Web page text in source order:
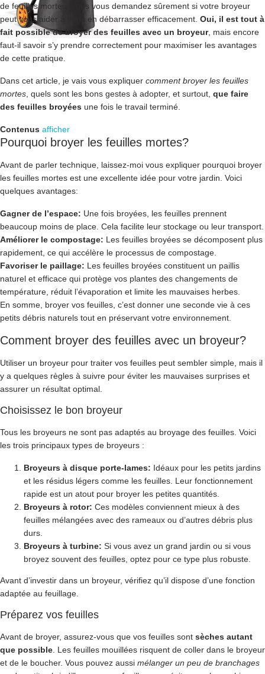
de feuilles mortes. Vous vous demandez sûrement si votre broyeur
peut vous aider à vous en débarrasser efficacement. Oui, il est tout à
fait possible de broyer des feuilles avec un broyeur, mais encore
faut-il savoir s’y prendre correctement pour maximiser les avantages
de cette pratique.
Dans cet article, je vais vous expliquer comment broyer les feuilles
mortes , quels sont les bons gestes à adopter, et surtout, que faire
des feuilles broyées une fois le travail terminé.
Contenus afficher
Pourquoi broyer les feuilles mortes?
Avant de parler technique, laissez-moi vous expliquer pourquoi broyer
les feuilles mortes est une excellente idée pour votre jardin. Voici
quelques avantages:
Gagner de l’espace: Une fois broyées, les feuilles prennent
beaucoup moins de place. Cela facilite leur stockage ou leur transport.
Améliorer le compostage: Les feuilles broyées se décomposent plus
rapidement, ce qui accélère le processus de compostage.
Favoriser le paillage: Les feuilles broyées constituent un paillis
naturel et efficace qui protège vos plantes des changements de
température, réduit l’évaporation et limite les mauvaises herbes.
En somme, broyer vos feuilles, c’est donner une seconde vie à ces
petits débris naturels tout en préservant votre environnement.
Comment broyer des feuilles avec un broyeur?
Utiliser un broyeur pour traiter vos feuilles peut sembler simple, mais il
y a quelques règles à suivre pour éviter les mauvaises surprises et
assurer un résultat optimal.
Choisissez le bon broyeur
Tous les broyeurs ne sont pas adaptés au broyage des feuilles. Voici
les trois principaux types de broyeurs :
Broyeurs à disque porte-lames: Idéaux pour les petits jardins
et les résidus légers comme les feuilles. Leur fonctionnement
rapide est un atout pour broyer les petites quantités.
Broyeurs à rotor: Ces modèles conviennent mieux à des
feuilles mélangées avec des rameaux ou d’autres débris plus
durs.
Broyeurs à turbine: Si vous avez un grand jardin ou si vous
broyez souvent des feuilles, optez pour ce type plus robuste.
Avant d’investir dans un broyeur, vérifiez qu’il dispose d’une fonction
adaptée au feuillage.
Préparez vos feuilles
Avant de broyer, assurez-vous que vos feuilles sont sèches autant
que possible . Les feuilles mouillées risquent de coller dans le broyeur
et de le boucher. Vous pouvez aussi mélanger un peu de branchages